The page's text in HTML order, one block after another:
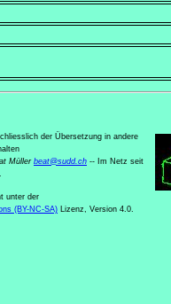
der Übersetzung in andere
Müllerbeat@sudd.ch -- Im Netz seit
unter der
(BY-NC-SA) Lizenz, Version 4.0.